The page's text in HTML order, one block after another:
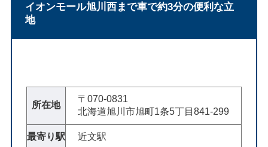
イオンモール旭川西まで車で約3分の便利な立
地
所在地
〒070-0831
北海道旭川市旭町1条5丁目841-299
最寄り駅 近文駅